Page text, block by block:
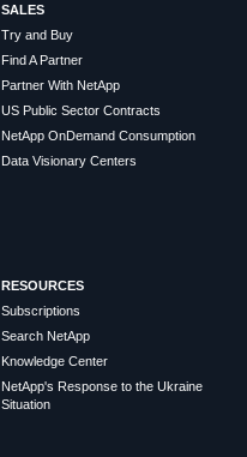
SALES
Try and Buy
Find A Partner
Partner With NetApp
US Public Sector Contracts
NetApp OnDemand Consumption
Data Visionary Centers
RESOURCES
Subscriptions
Search NetApp
Knowledge Center
NetApp's Response to the Ukraine
Situation